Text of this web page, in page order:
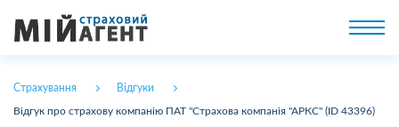
Страхування Відгуки
Відгук про страхову компанію ПАТ "Страхова компанія "АРКС" (ID 43396)